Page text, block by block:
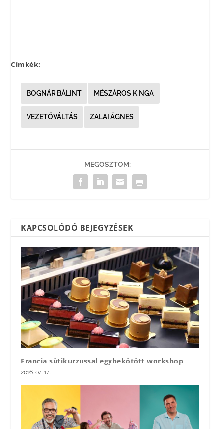
Címkék:
BOGNÁR BÁLINT MÉSZÁROS KINGA
VEZETŐVÁLTÁS ZALAI ÁGNES
MEGOSZTOM:
KAPCSOLÓDÓ BEJEGYZÉSEK
Francia sütikurzussal egybekötött workshop
2016. 04. 14.